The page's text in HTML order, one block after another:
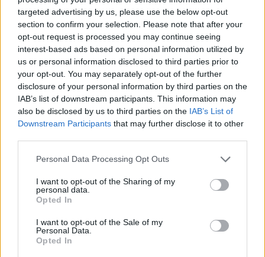
targeted advertising by us, please use the below opt-out
section to confirm your selection. Please note that after your
opt-out request is processed you may continue seeing
interest-based ads based on personal information utilized by
us or personal information disclosed to third parties prior to
your opt-out. You may separately opt-out of the further
disclosure of your personal information by third parties on the
IAB’s list of downstream participants. This information may
also be disclosed by us to third parties on the IAB’s List of
Downstream Participants that may further disclose it to other
Personal Data Processing Opt Outs
I want to opt-out of the Sharing of my
personal data.
Opted In
I want to opt-out of the Sale of my
Personal Data.
Opted In
In evidenza